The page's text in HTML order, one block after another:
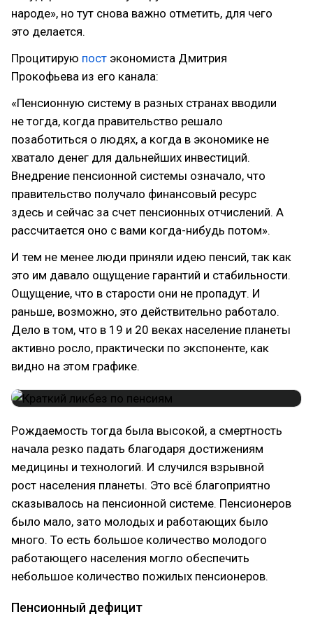
народе», но тут снова важно отметить, для чего
это делается.
Процитирую пост экономиста Дмитрия
Прокофьева из его канала:
«Пенсионную систему в разных странах вводили
не тогда, когда правительство решало
позаботиться о людях, а когда в экономике не
хватало денег для дальнейших инвестиций.
Внедрение пенсионной системы означало, что
правительство получало финансовый ресурс
здесь и сейчас за счет пенсионных отчислений. А
рассчитается оно с вами когда-нибудь потом».
И тем не менее люди приняли идею пенсий, так как
это им давало ощущение гарантий и стабильности.
Ощущение, что в старости они не пропадут. И
раньше, возможно, это действительно работало.
Дело в том, что в 19 и 20 веках население планеты
активно росло, практически по экспоненте, как
видно на этом графике.
Рождаемость тогда была высокой, а смертность
начала резко падать благодаря достижениям
медицины и технологий. И случился взрывной
рост населения планеты. Это всё благоприятно
сказывалось на пенсионной системе. Пенсионеров
было мало, зато молодых и работающих было
много. То есть большое количество молодого
работающего населения могло обеспечить
небольшое количество пожилых пенсионеров.
Пенсионный дефицит